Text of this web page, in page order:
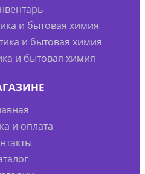
и бытовая химия
и бытовая химия
и бытовая химия
и оплата